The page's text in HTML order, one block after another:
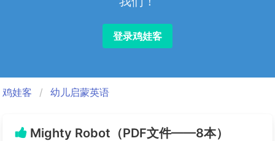
登录鸡娃客
鸡娃客 幼儿启蒙英语
Mighty Robot（PDF文件——8本）